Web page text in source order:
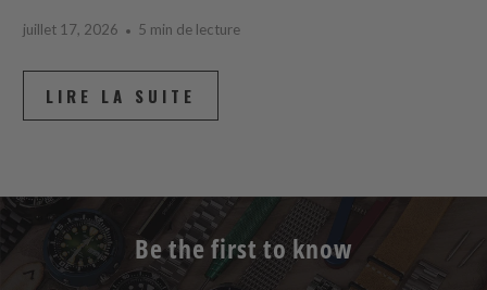
juillet 17, 2026 5 min de lecture
LIRE LA SUITE
Be the first to know